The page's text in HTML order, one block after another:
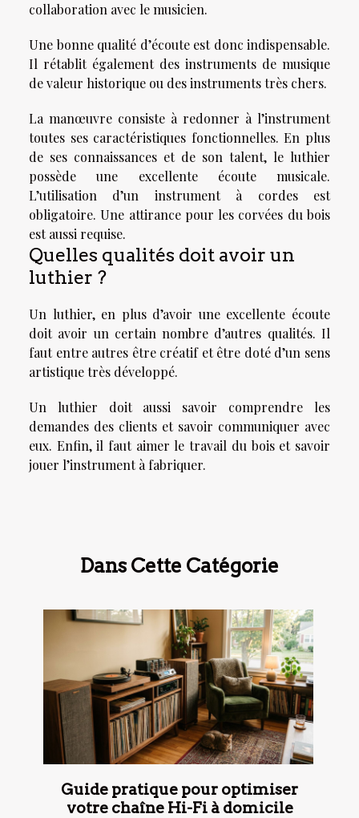
collaboration avec le musicien.
Une bonne qualité d’écoute est donc indispensable.
Il rétablit également des instruments de musique
de valeur historique ou des instruments très chers.
La manœuvre consiste à redonner à l’instrument
toutes ses caractéristiques fonctionnelles. En plus
de ses connaissances et de son talent, le luthier
possède une excellente écoute musicale.
L’utilisation d’un instrument à cordes est
obligatoire. Une attirance pour les corvées du bois
est aussi requise.
Quelles qualités doit avoir un
luthier ?
Un luthier, en plus d’avoir une excellente écoute
doit avoir un certain nombre d’autres qualités. Il
faut entre autres être créatif et être doté d’un sens
artistique très développé.
Un luthier doit aussi savoir comprendre les
demandes des clients et savoir communiquer avec
eux. Enfin, il faut aimer le travail du bois et savoir
jouer l’instrument à fabriquer.
Dans Cette Catégorie
Guide pratique pour optimiser
votre chaîne Hi-Fi à domicile